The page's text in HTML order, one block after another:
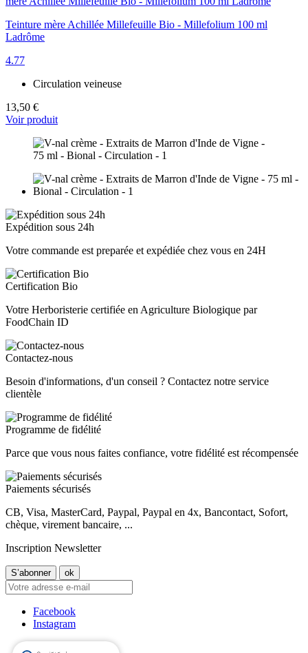
Teinture mère Achillée Millefeuille Bio - Millefolium 100 ml
Ladrôme
4.77
Circulation veineuse
13,50 €
Voir produit
Expédition sous 24h
Votre commande est preparée et expédiée chez vous en 24H
Certification Bio
Votre Herboristerie certifiée en Agriculture Biologique par
FoodChain ID
Contactez-nous
Besoin d'informations, d'un conseil ? Contactez notre service
clientèle
Programme de fidélité
Parce que vous nous faites confiance, votre fidélité est récompensée
Paiements sécurisés
CB, Visa, MasterCard, Paypal, Paypal en 4x, Bancontact, Sofort,
chèque, virement bancaire, ...
Inscription Newsletter
Facebook
Instagram